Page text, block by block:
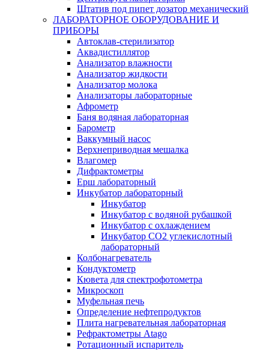
Штатив под пипет дозатор механический
ЛАБОРАТОРНОЕ ОБОРУДОВАНИЕ И
ПРИБОРЫ
Автоклав-стерилизатор
Аквадистиллятор
Анализатор влажности
Анализатор жидкости
Анализатор молока
Анализаторы лабораторные
Афрометр
Баня водяная лабораторная
Барометр
Ваккумный насос
Верхнеприводная мешалка
Влагомер
Дифрактометры
Ерш лабораторный
Инкубатор лабораторный
Инкубатор
Инкубатор с водяной рубашкой
Инкубатор с охлаждением
Инкубатор СО2 углекислотный
лабораторный
Колбонагреватель
Кондуктометр
Кювета для спектрофотометра
Микроскоп
Муфельная печь
Определение нефтепродуктов
Плита нагревательная лабораторная
Рефрактометры Atago
Ротационный испаритель